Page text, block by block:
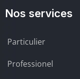
Nos services
Particulier
Professionel